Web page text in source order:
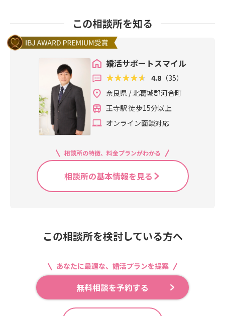
この相談所を知る
婚活サポートスマイル
4.8 （35）
奈良県 / 北葛城郡河合町
王寺駅 徒歩15分以上
オンライン面談対応
相談所の特徴、料金プランがわかる
相談所の基本情報を見る
この相談所を検討している方へ
あなたに最適な、婚活プランを提案
無料相談を予約する